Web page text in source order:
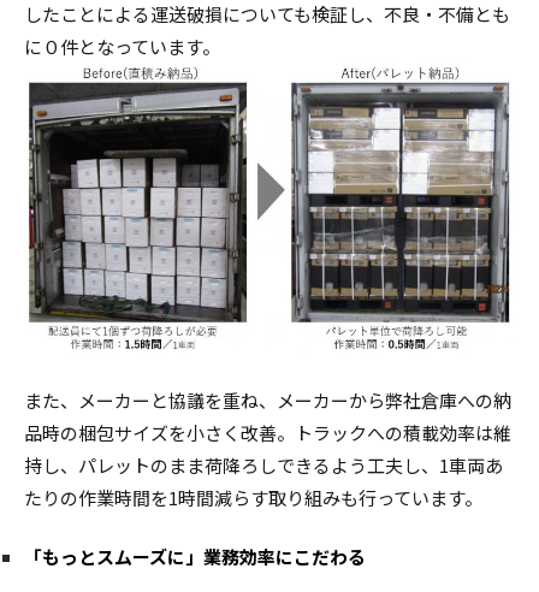
したことによる運送破損についても検証し、不良・不備とも
に０件となっています。
また、メーカーと協議を重ね、メーカーから弊社倉庫への納
品時の梱包サイズを小さく改善。トラックへの積載効率は維
持し、パレットのまま荷降ろしできるよう工夫し、1車両あ
たりの作業時間を1時間減らす取り組みも行っています。
「もっとスムーズに」業務効率にこだわる